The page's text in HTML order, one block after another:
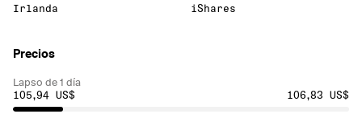
Irlanda
iShares
Precios
Lapso de 1 día
105,94 US$
106,83 US$